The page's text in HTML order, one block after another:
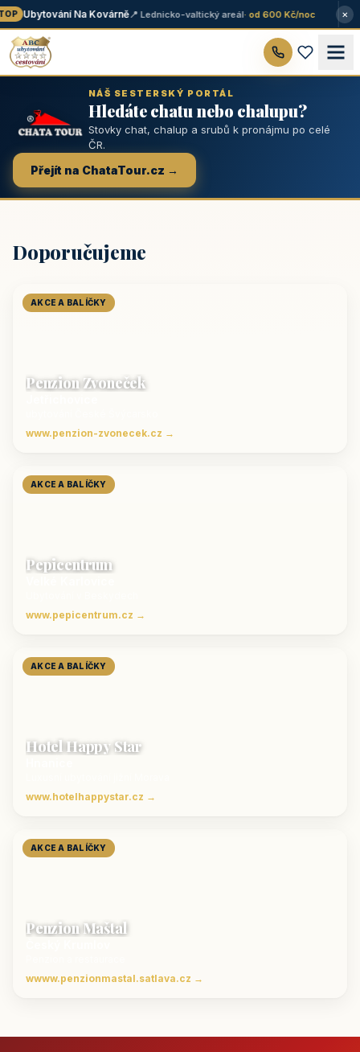
Ubytování Na Kovárně📍 Lednicko-valtický areál· od 600 Kč/noc ×
NÁŠ SESTERSKÝ PORTÁL
Hledáte chatu nebo chalupu?
Stovky chat, chalup a srubů k pronájmu po celé
ČR.
Přejít na ChataTour.cz →
Doporučujeme
AKCE A BALÍČKY
Penzion Zvoneček
www.penzion-zvonecek.cz →
AKCE A BALÍČKY
Pepicentrum
www.pepicentrum.cz →
AKCE A BALÍČKY
Hotel Happy Star
www.hotelhappystar.cz →
AKCE A BALÍČKY
Penzion Maštal
wwww.penzionmastal.satlava.cz →